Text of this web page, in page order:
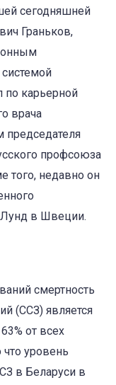
сегодняшней
Граньков,
по карьерной
врача
председателя
профсоюза
того, недавно он
Лунд в Швеции.
смертность
(ССЗ) является
от всех
уровень
в Беларуси в